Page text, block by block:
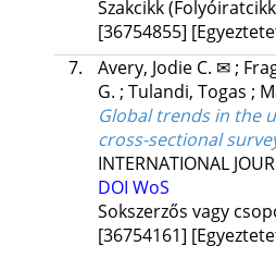
Szakcikk
[36754855]
7.
Avery, Jodie C. ✉;
G. ; Tulandi, Togas ;
Global trends in the
cross-sectional
INTERNATIONAL
DOI WoS
Sokszerzős vagy
[36754161]